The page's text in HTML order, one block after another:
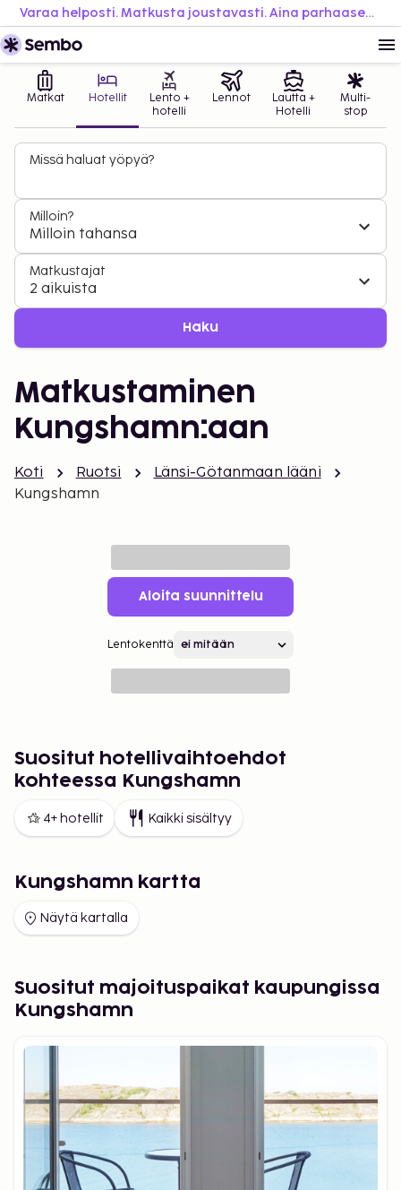
Varaa helposti. Matkusta joustavasti. Aina parhaaseen hintaan.
Matkat Hotellit
Lento +
hotelli
Lennot
Lautta +
Hotelli
Multi-
stop
Missä haluat yöpyä?
Milloin?
Milloin tahansa
Matkustajat
2 aikuista
Haku
Matkustaminen
Kungshamn:aan
Koti Ruotsi
Länsi-Götanmaan lääni
Kungshamn
Aloita suunnittelu
Lentokenttä
Suositut hotellivaihtoehdot
kohteessa Kungshamn
4+ hotellit Kaikki sisältyy
Kungshamn kartta
Näytä kartalla
Suositut majoituspaikat kaupungissa
Kungshamn